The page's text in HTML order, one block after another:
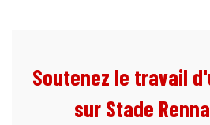
Soutenez le travail
sur Stade